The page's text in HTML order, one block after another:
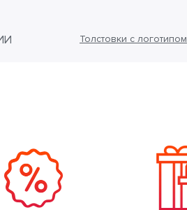
Толстовки с логотипом